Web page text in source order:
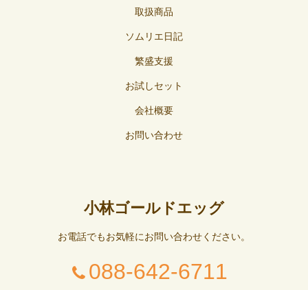
取扱商品
ソムリエ日記
繁盛支援
お試しセット
会社概要
お問い合わせ
小林ゴールドエッグ
お電話でもお気軽にお問い合わせください。
088-642-6711